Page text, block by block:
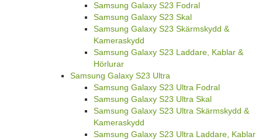
Samsung Galaxy S23 Fodral
Samsung Galaxy S23 Skal
Samsung Galaxy S23 Skärmskydd &
Kameraskydd
Samsung Galaxy S23 Laddare, Kablar &
Hörlurar
Samsung Galaxy S23 Ultra
Samsung Galaxy S23 Ultra Fodral
Samsung Galaxy S23 Ultra Skal
Samsung Galaxy S23 Ultra Skärmskydd &
Kameraskydd
Samsung Galaxy S23 Ultra Laddare, Kablar